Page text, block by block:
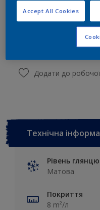
Додати
Додати до
Технічна
Рівень глянцю
Матова
Покриття
8 m²/л
Accept All Cookies